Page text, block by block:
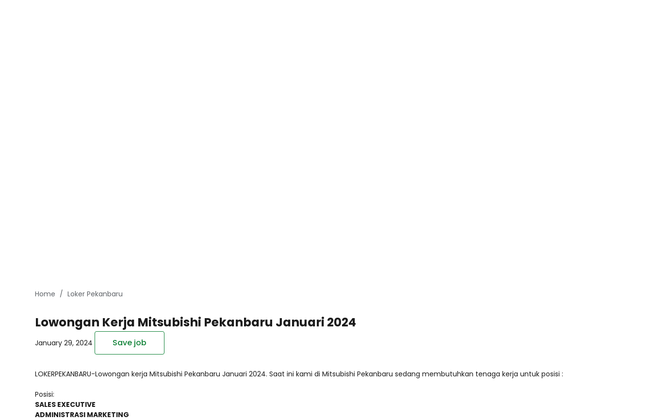
Home Loker Pekanbaru
Lowongan Kerja Mitsubishi Pekanbaru Januari 2024
January 29, 2024 Save job
LOKERPEKANBARU-Lowongan kerja Mitsubishi Pekanbaru Januari 2024. Saat ini kami di Mitsubishi Pekanbaru sedang membutuhkan tenaga kerja untuk posisi :
Posisi:
SALES EXECUTIVE
ADMINISTRASI MARKETING